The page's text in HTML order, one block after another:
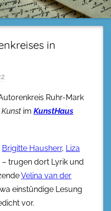
in
Ruhr-Mark
im KunstHaus
Brigitte Hausherr, Liza
– trugen dort Lyrik und
Velina van der
einstündige Lesung
vor.